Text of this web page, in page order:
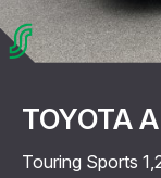
TOYOTA
Touring Sports